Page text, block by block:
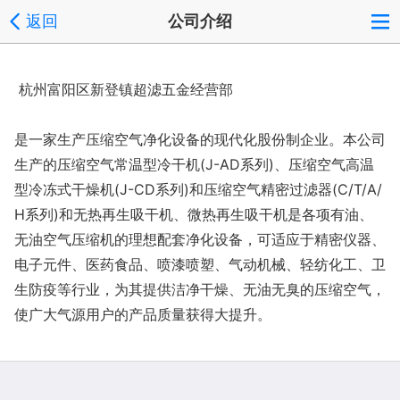
返回 公司介绍
杭州富阳区新登镇超滤五金经营部
是一家生产压缩空气净化设备的现代化股份制企业。本公司
生产的压缩空气常温型冷干机(J-AD系列)、压缩空气高温
型冷冻式干燥机(J-CD系列)和压缩空气精密过滤器(C/T/A/
H系列)和无热再生吸干机、微热再生吸干机是各项有油、
无油空气压缩机的理想配套净化设备，可适应于精密仪器、
电子元件、医药食品、喷漆喷塑、气动机械、轻纺化工、卫
生防疫等行业，为其提供洁净干燥、无油无臭的压缩空气，
使广大气源用户的产品质量获得大提升。